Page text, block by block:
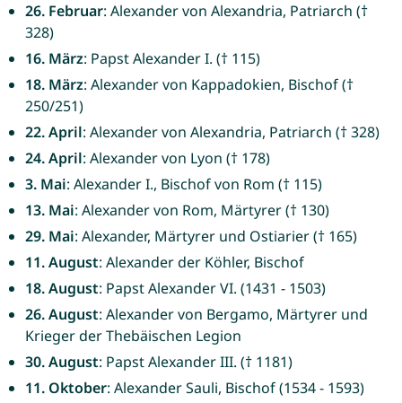
26. Februar: Alexander von Alexandria, Patriarch (†
328)
16. März: Papst Alexander I. († 115)
18. März: Alexander von Kappadokien, Bischof (†
250/251)
22. April: Alexander von Alexandria, Patriarch († 328)
24. April: Alexander von Lyon († 178)
3. Mai: Alexander I., Bischof von Rom († 115)
13. Mai: Alexander von Rom, Märtyrer († 130)
29. Mai: Alexander, Märtyrer und Ostiarier († 165)
11. August: Alexander der Köhler, Bischof
18. August: Papst Alexander VI. (1431 - 1503)
26. August: Alexander von Bergamo, Märtyrer und
Krieger der Thebäischen Legion
30. August: Papst Alexander III. († 1181)
11. Oktober: Alexander Sauli, Bischof (1534 - 1593)